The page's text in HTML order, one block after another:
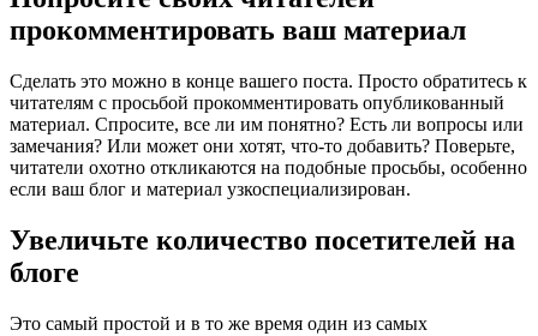
прокомментировать ваш материал
Сделать это можно в конце вашего поста. Просто обратитесь к
читателям с просьбой прокомментировать опубликованный
материал. Спросите, все ли им понятно? Есть ли вопросы или
замечания? Или может они хотят, что-то добавить? Поверьте,
читатели охотно откликаются на подобные просьбы, особенно
если ваш блог и материал узкоспециализирован.
Увеличьте количество посетителей на
блоге
Это самый простой и в то же время один из самых